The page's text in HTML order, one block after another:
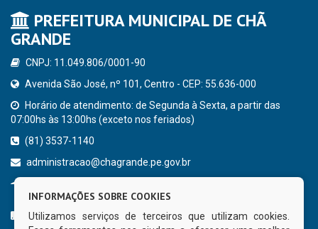
PREFEITURA MUNICIPAL DE CHÃ
GRANDE
CNPJ: 11.049.806/0001-90
Avenida São José, nº 101, Centro - CEP: 55.636-000
Horário de atendimento: de Segunda à Sexta, a partir das
07:00hs às 13:00hs (exceto nos feriados)
(81) 3537-1140
administracao@chagrande.pe.gov.br
CURTA NOSSA FAN PAGE
INFORMAÇÕES SOBRE COOKIES
Utilizamos serviços de terceiros que utilizam cookies.